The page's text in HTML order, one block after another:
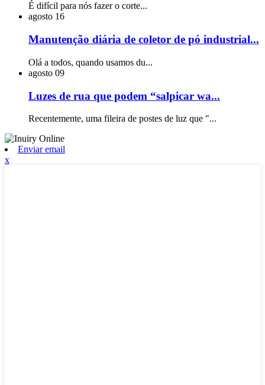
É difícil para nós fazer o corte...
agosto 16
Manutenção diária de coletor de pó industrial...
Olá a todos, quando usamos du...
agosto 09
Luzes de rua que podem “salpicar wa...
Recentemente, uma fileira de postes de luz que "...
Enviar email
x